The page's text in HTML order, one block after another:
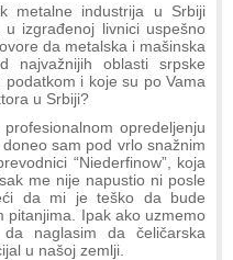
metalne industrija u Srbiji
izgrađenoj livnici uspešno
da metalska i mašinska
najvažnijih oblasti srpske
i koje su po Vama
u Srbiji?
opredeljenju
sam pod vrlo snažnim
“Niederfinow”, koja
me nije napustio ni posle
da mi je teško da bude
pitanjima. Ipak ako uzmemo
naglasim da čeličarska
u našoj zemlji.